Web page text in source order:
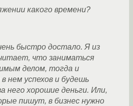
какого времени?
быстро достало. Я из
что заниматься
делом, тогда и
нем успехов и будешь
него хорошие деньги. Или,
пишут, в бизнес нужно